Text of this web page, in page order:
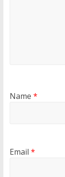
Name *
Email *